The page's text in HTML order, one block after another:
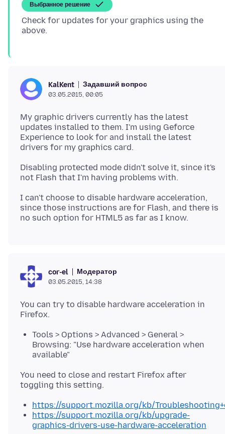
Выбранное решение
Check for updates for your graphics using the
KalKent Задавший вопрос
03.05.2015, 00:05
My graphic drivers currently has the latest
updates installed to them. I'm using Geforce
Experience to look for and install the latest
Disabling protected mode didn't solve it, since it's
I can't choose to disable hardware acceleration,
since those instructions are for Flash, and there is
cor-el Модератор
03.05.2015, 14:38
You can try to disable hardware acceleration in
Tools > Options > Advanced > General >
Browsing: "Use hardware acceleration when
available"
You need to close and restart Firefox after
https://support.mozilla.org/kb/
https://support.mozilla.org/kb/upgrade-
graphics-drivers-use-hardware-acceleration